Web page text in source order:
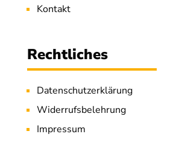
Kontakt
Rechtliches
Datenschutzerklärung
Widerrufsbelehrung
Impressum